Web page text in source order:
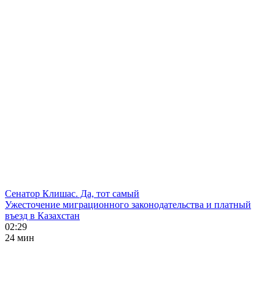
Сенатор Клишас. Да, тот самый
Ужесточение миграционного законодательства и платный
въезд в Казахстан
02:29
24 мин